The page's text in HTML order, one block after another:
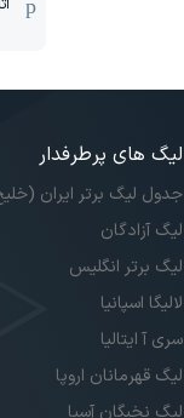
لیگ های پرطرفدار
جدول لیگ برتر ایران
لیگ آزادگان
لیگ برتر انگلیس
لالیگا اسپانیا
سری آ ایتالیا
لیگ قهرمانان اروپا
لیگ نخبگان آسیا